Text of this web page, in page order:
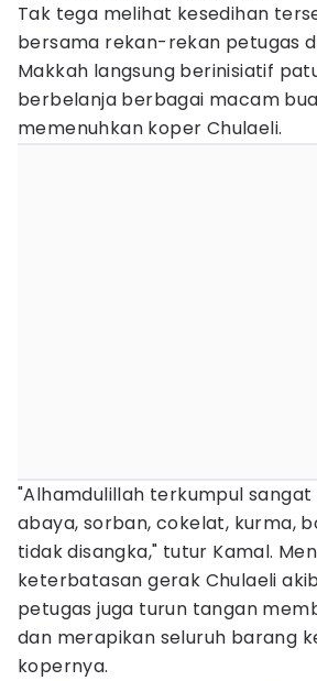
Tak tega melihat kesedihan
bersama rekan-rekan petugas
Makkah langsung berinisiatif
berbelanja berbagai macam
memenuhkan koper Chulaeli.
"Alhamdulillah terkumpul sangat
abaya, sorban, cokelat, kurma,
tidak disangka," tutur Kamal.
keterbatasan gerak Chulaeli
petugas juga turun tangan
dan merapikan seluruh barang
kopernya.